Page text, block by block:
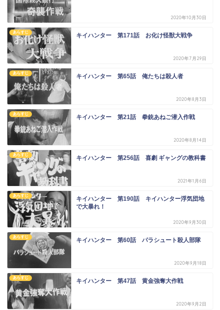
2020年10月30日
あらすじ キイハンター 第171話 お化け怪獣大戦争
2020年7月29日
あらすじ キイハンター 第65話 俺たちは殺人者
2020年8月3日
あらすじ キイハンター 第21話 拳銃あねご潜入作戦
2020年8月14日
あらすじ キイハンター 第256話 喜劇 ギャングの教科書
2021年1月6日
あらすじ
キイハンター 第190話 キイハンター浮気団地
で大暴れ！
2020年9月30日
あらすじ キイハンター 第60話 パラシュート殺人部隊
2020年9月18日
あらすじ キイハンター 第47話 黄金強奪大作戦
2020年9月2日